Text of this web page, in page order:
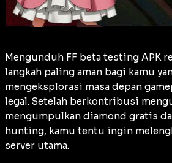
Mengunduh FF beta testing APK
langkah paling aman bagi kamu
mengeksplorasi masa depan
legal. Setelah berkontribusi
mengumpulkan diamond gratis
hunting, kamu tentu ingin
server utama.